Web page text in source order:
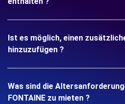
Ist es möglich, einen
hinzuzufügen ?
Was sind die
FONTAINE zu mieten ?